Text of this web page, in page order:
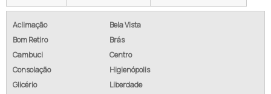
Aclimação
Bela Vista
Bom Retiro
Brás
Cambuci
Centro
Consolação
Higienópolis
Glicério
Liberdade